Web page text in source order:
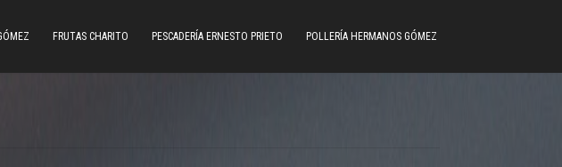
FRUTAS CHARITO PESCADERÍA ERNESTO PRIETO POLLERÍA HERMANOS GÓMEZ